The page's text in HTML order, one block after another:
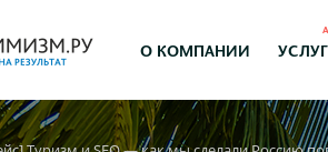
О КОМПАНИИ